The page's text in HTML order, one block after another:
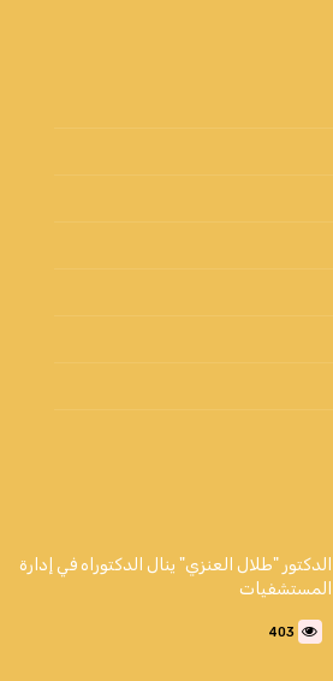
الدكتور "طلال العنزي" ينال الدكتوراه في إدارة
المستشفيات
403